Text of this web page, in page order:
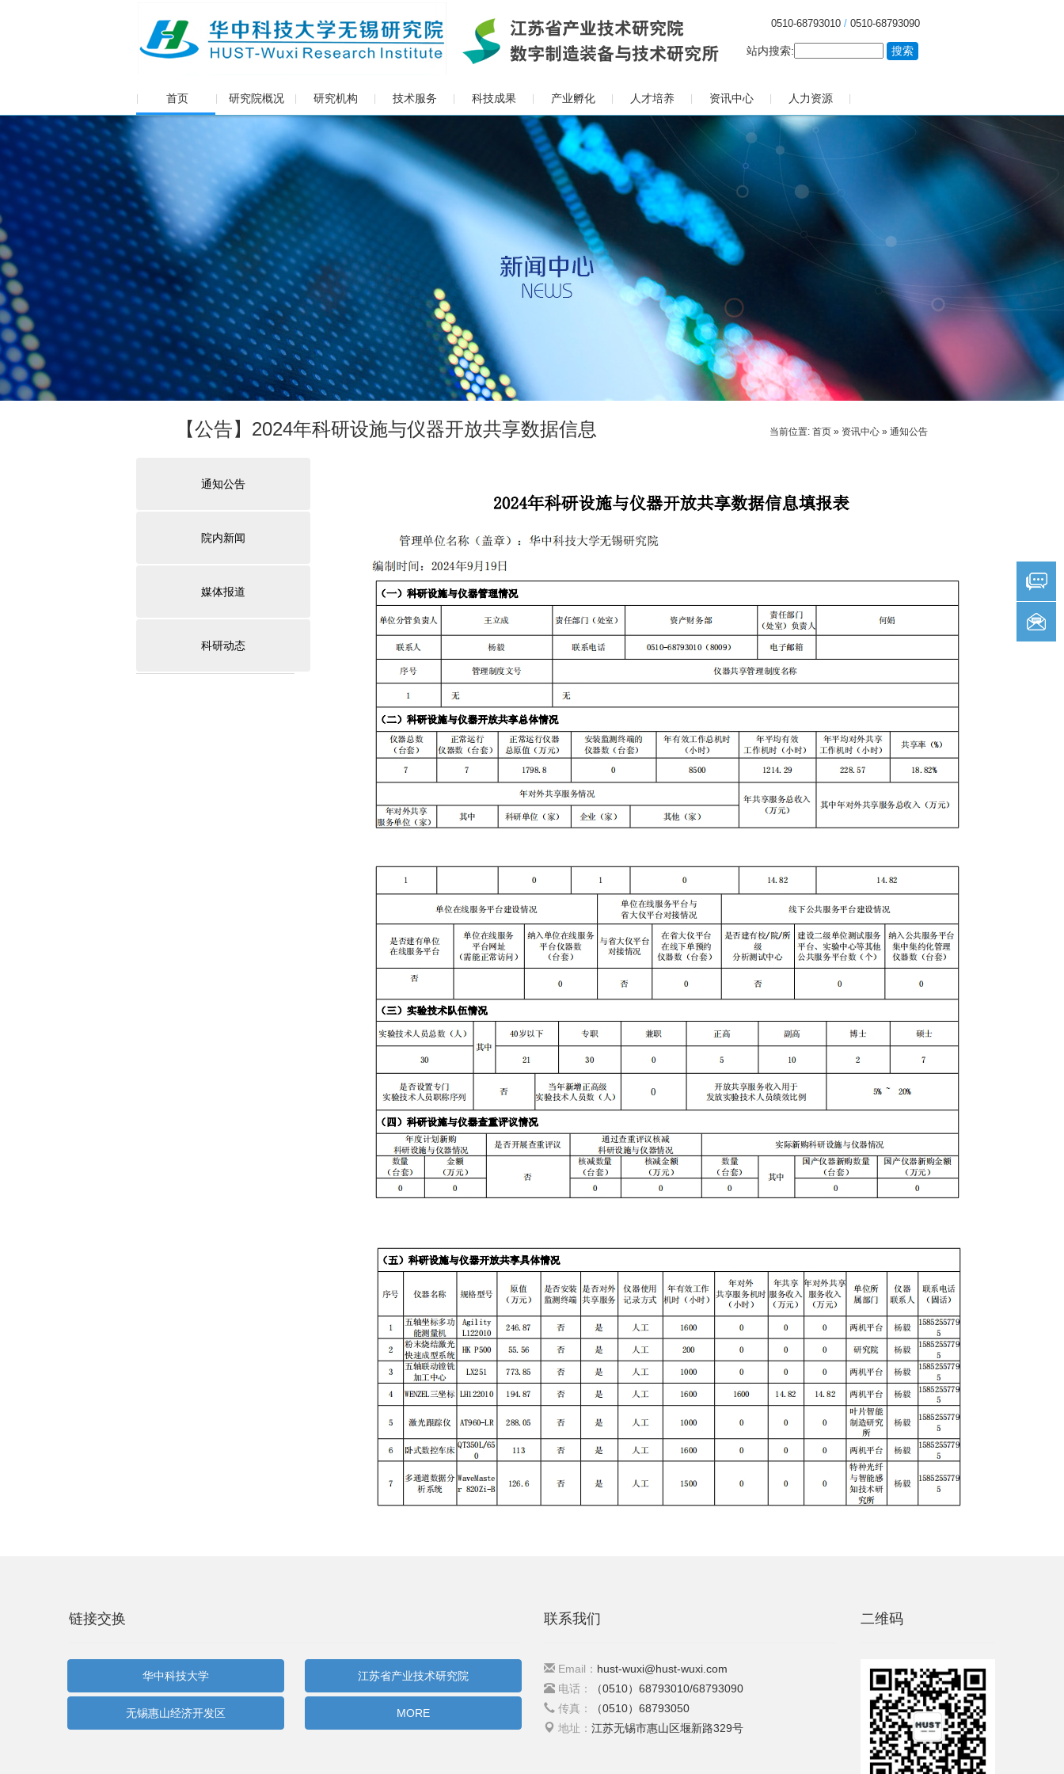
0510-68793010 / 0510-68793090
站内搜索:
首页 研究院概况 研究机构 技术服务 科技成果 产业孵化 人才培养 资讯中心 人力资源
【公告】2024年科研设施与仪器开放共享数据信息 当前位置: 首页 » 资讯中心 » 通知公告
通知公告
院内新闻
媒体报道
科研动态